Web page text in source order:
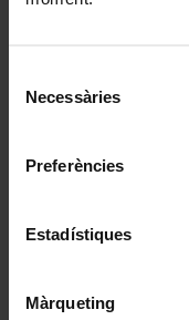
Necessàries
Preferències
Estadístiques
Màrqueting